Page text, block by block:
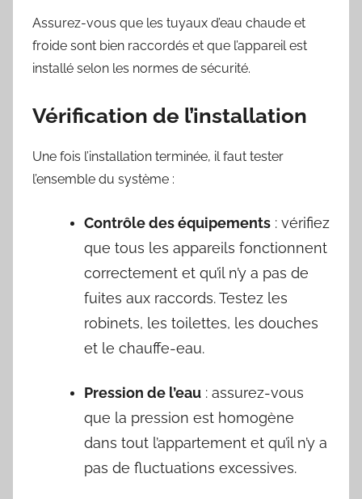
Assurez-vous que les tuyaux d’eau chaude et
froide sont bien raccordés et que l’appareil est
installé selon les normes de sécurité.
Vérification de l’installation
Une fois l’installation terminée, il faut tester
l’ensemble du système :
Contrôle des équipements : vérifiez
que tous les appareils fonctionnent
correctement et qu’il n’y a pas de
fuites aux raccords. Testez les
robinets, les toilettes, les douches
et le chauffe-eau.
Pression de l’eau : assurez-vous
que la pression est homogène
dans tout l’appartement et qu’il n’y a
pas de fluctuations excessives.